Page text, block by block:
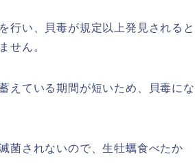
行い、貝毒が規定以上発見されると
せん。
えている期間が短いため、貝毒にな
菌されないので、生牡蠣食べたか